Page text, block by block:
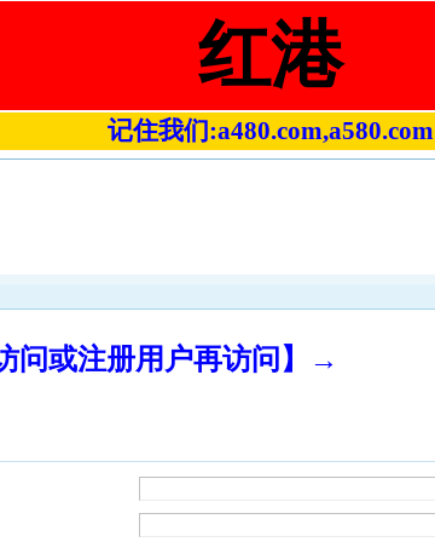
红港
记住我们:a480.com,a580.com
问或注册用户再访问】→